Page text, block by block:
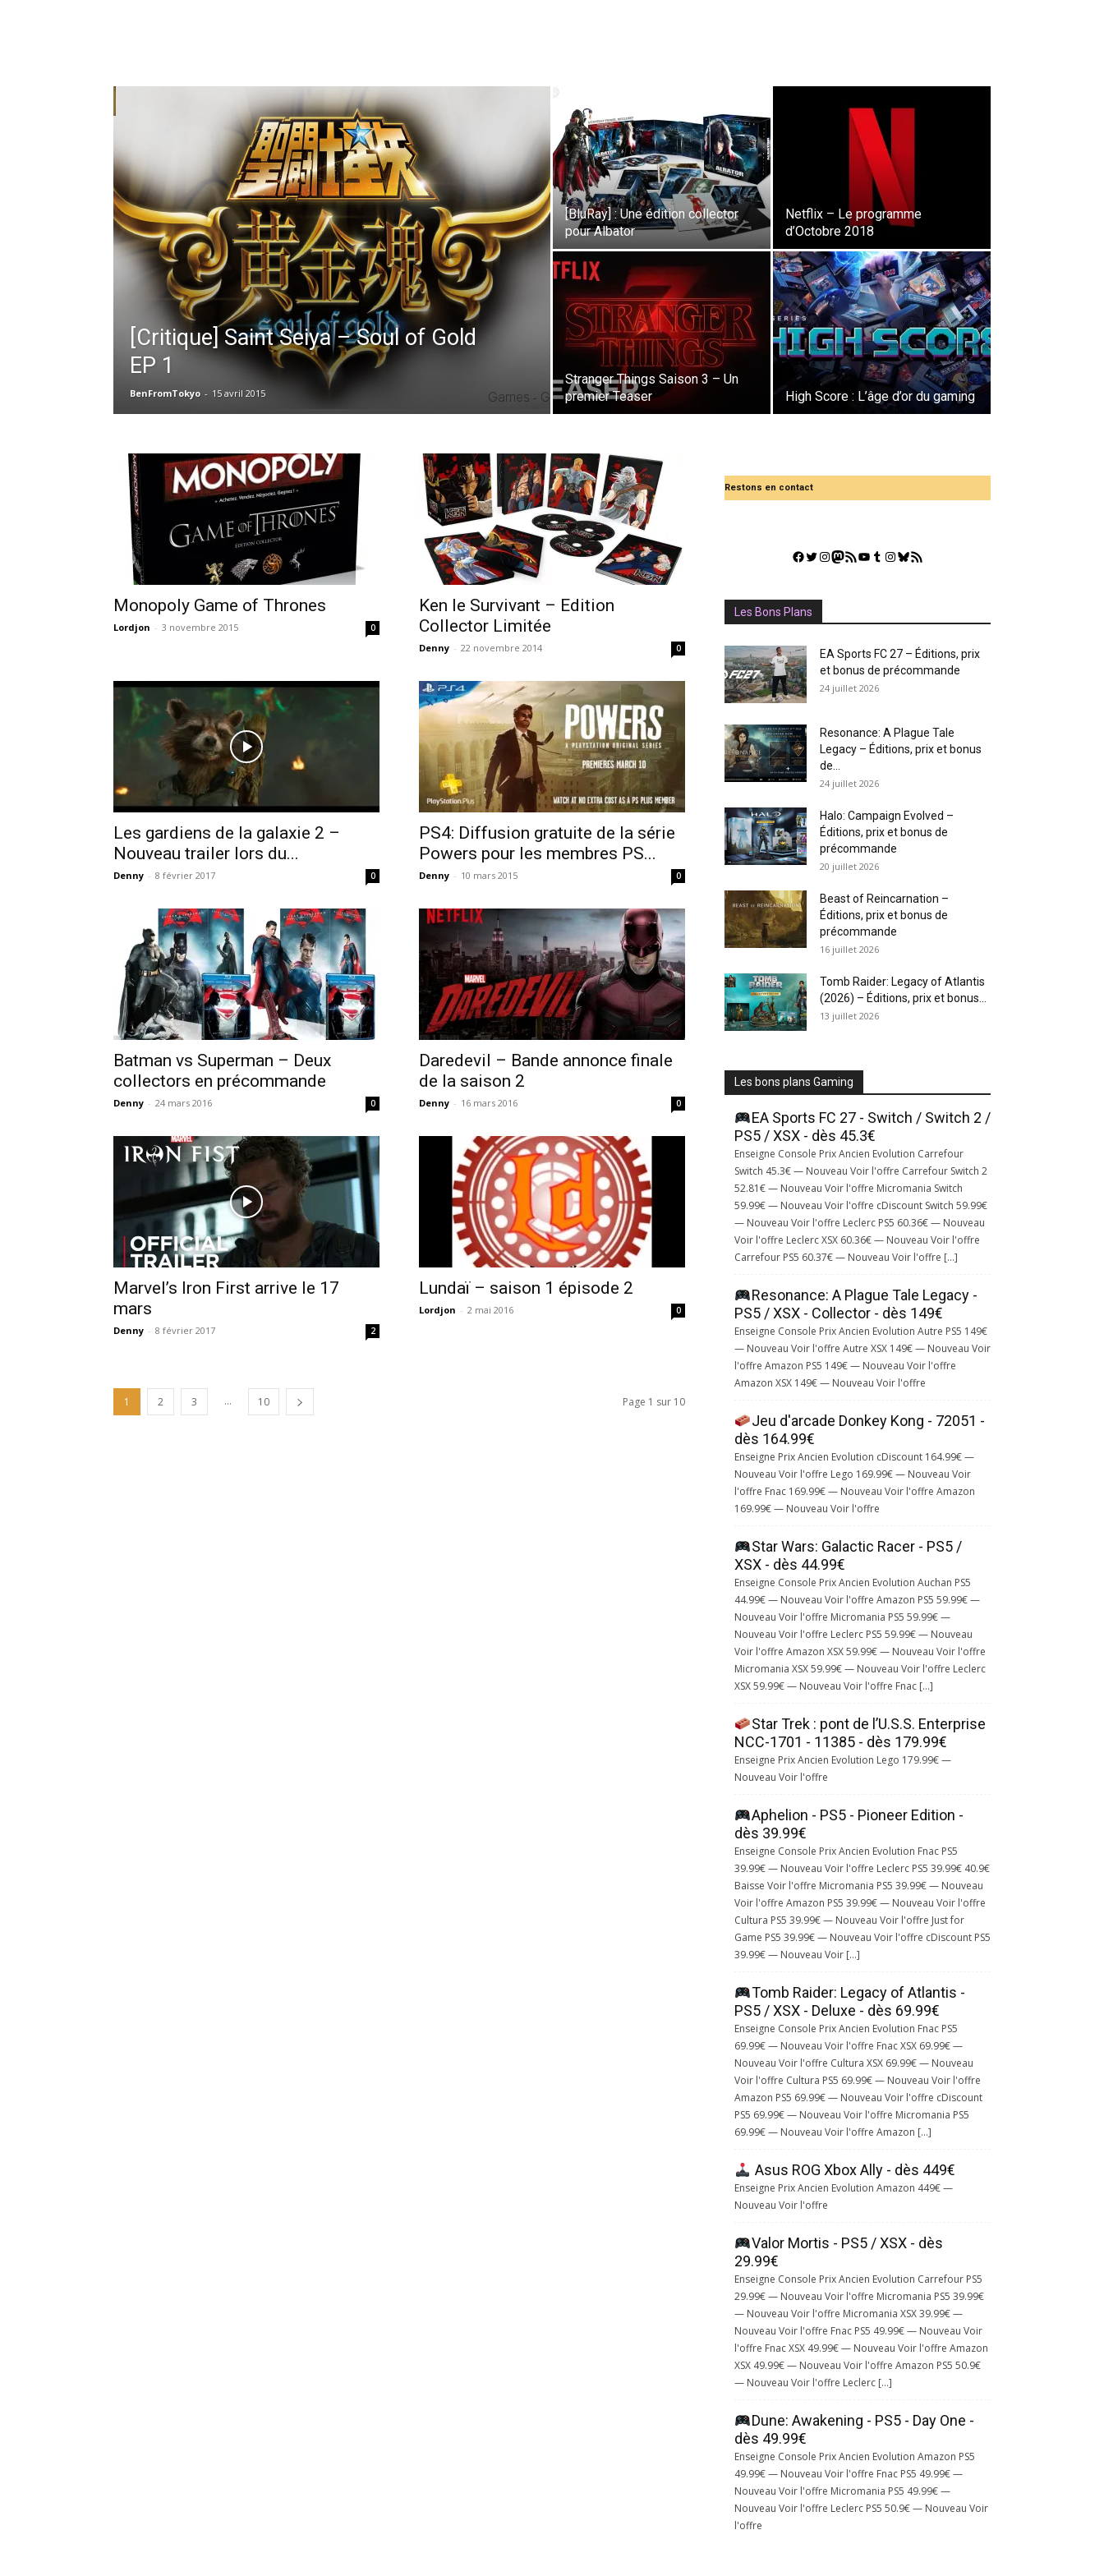
[Critique] Saint Seiya – Soul of Gold
EP 1
BenFromTokyo - 15 avril 2015
[BluRay] : Une édition collector
pour Albator
Netflix – Le programme
d’Octobre 2018
Stranger Things Saison 3 – Un
premier Teaser
High Score : L’âge d’or du gaming
Monopoly Game of Thrones
Lordjon - 3 novembre 2015 0
Ken le Survivant – Edition
Collector Limitée
Denny - 22 novembre 2014 0
Les gardiens de la galaxie 2 –
Nouveau trailer lors du...
Denny - 8 février 2017 0
PS4: Diffusion gratuite de la série
Powers pour les membres PS...
Denny - 10 mars 2015 0
Batman vs Superman – Deux
collectors en précommande
Denny - 24 mars 2016 0
Daredevil – Bande annonce finale
de la saison 2
Denny - 16 mars 2016 0
Marvel’s Iron First arrive le 17
mars
Denny - 8 février 2017 2
Lundaï – saison 1 épisode 2
Lordjon - 2 mai 2016 0
1 2 3 ... 10 Page 1 sur 10
Restons en contact
Facebook
Twitter
Instagram
Mastodon
Flux RSSYouTube
Tumblr
Instagram
Bluesky
GestGame
Les Bons Plans
EA Sports FC 27 – Éditions, prix
et bonus de précommande
24 juillet 2026
Resonance: A Plague Tale
Legacy – Éditions, prix et bonus
de...
24 juillet 2026
Halo: Campaign Evolved –
Éditions, prix et bonus de
précommande
20 juillet 2026
Beast of Reincarnation –
Éditions, prix et bonus de
précommande
16 juillet 2026
Tomb Raider: Legacy of Atlantis
(2026) – Éditions, prix et bonus...
13 juillet 2026
Les bons plans Gaming
EA Sports FC 27 - Switch / Switch 2 /
PS5 / XSX - dès 45.3€
Enseigne Console Prix Ancien Evolution Carrefour
Switch 45.3€ — Nouveau Voir l'offre Carrefour Switch 2
52.81€ — Nouveau Voir l'offre Micromania Switch
59.99€ — Nouveau Voir l'offre cDiscount Switch 59.99€
— Nouveau Voir l'offre Leclerc PS5 60.36€ — Nouveau
Voir l'offre Leclerc XSX 60.36€ — Nouveau Voir l'offre
Carrefour PS5 60.37€ — Nouveau Voir l'offre […]
Resonance: A Plague Tale Legacy -
PS5 / XSX - Collector - dès 149€
Enseigne Console Prix Ancien Evolution Autre PS5 149€
— Nouveau Voir l'offre Autre XSX 149€ — Nouveau Voir
l'offre Amazon PS5 149€ — Nouveau Voir l'offre
Amazon XSX 149€ — Nouveau Voir l'offre
Jeu d'arcade Donkey Kong - 72051 -
dès 164.99€
Enseigne Prix Ancien Evolution cDiscount 164.99€ —
Nouveau Voir l'offre Lego 169.99€ — Nouveau Voir
l'offre Fnac 169.99€ — Nouveau Voir l'offre Amazon
169.99€ — Nouveau Voir l'offre
Star Wars: Galactic Racer - PS5 /
XSX - dès 44.99€
Enseigne Console Prix Ancien Evolution Auchan PS5
44.99€ — Nouveau Voir l'offre Amazon PS5 59.99€ —
Nouveau Voir l'offre Micromania PS5 59.99€ —
Nouveau Voir l'offre Leclerc PS5 59.99€ — Nouveau
Voir l'offre Amazon XSX 59.99€ — Nouveau Voir l'offre
Micromania XSX 59.99€ — Nouveau Voir l'offre Leclerc
XSX 59.99€ — Nouveau Voir l'offre Fnac […]
Star Trek : pont de l’U.S.S. Enterprise
NCC-1701 - 11385 - dès 179.99€
Enseigne Prix Ancien Evolution Lego 179.99€ —
Nouveau Voir l'offre
Aphelion - PS5 - Pioneer Edition -
dès 39.99€
Enseigne Console Prix Ancien Evolution Fnac PS5
39.99€ — Nouveau Voir l'offre Leclerc PS5 39.99€ 40.9€
Baisse Voir l'offre Micromania PS5 39.99€ — Nouveau
Voir l'offre Amazon PS5 39.99€ — Nouveau Voir l'offre
Cultura PS5 39.99€ — Nouveau Voir l'offre Just for
Game PS5 39.99€ — Nouveau Voir l'offre cDiscount PS5
39.99€ — Nouveau Voir […]
Tomb Raider: Legacy of Atlantis -
PS5 / XSX - Deluxe - dès 69.99€
Enseigne Console Prix Ancien Evolution Fnac PS5
69.99€ — Nouveau Voir l'offre Fnac XSX 69.99€ —
Nouveau Voir l'offre Cultura XSX 69.99€ — Nouveau
Voir l'offre Cultura PS5 69.99€ — Nouveau Voir l'offre
Amazon PS5 69.99€ — Nouveau Voir l'offre cDiscount
PS5 69.99€ — Nouveau Voir l'offre Micromania PS5
69.99€ — Nouveau Voir l'offre Amazon […]
Asus ROG Xbox Ally - dès 449€
Enseigne Prix Ancien Evolution Amazon 449€ —
Nouveau Voir l'offre
Valor Mortis - PS5 / XSX - dès
29.99€
Enseigne Console Prix Ancien Evolution Carrefour PS5
29.99€ — Nouveau Voir l'offre Micromania PS5 39.99€
— Nouveau Voir l'offre Micromania XSX 39.99€ —
Nouveau Voir l'offre Fnac PS5 49.99€ — Nouveau Voir
l'offre Fnac XSX 49.99€ — Nouveau Voir l'offre Amazon
XSX 49.99€ — Nouveau Voir l'offre Amazon PS5 50.9€
— Nouveau Voir l'offre Leclerc […]
Dune: Awakening - PS5 - Day One -
dès 49.99€
Enseigne Console Prix Ancien Evolution Amazon PS5
49.99€ — Nouveau Voir l'offre Fnac PS5 49.99€ —
Nouveau Voir l'offre Micromania PS5 49.99€ —
Nouveau Voir l'offre Leclerc PS5 50.9€ — Nouveau Voir
l'offre